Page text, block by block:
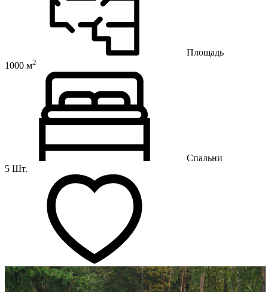
Площадь
1000 м2
Спальни
5 Шт.